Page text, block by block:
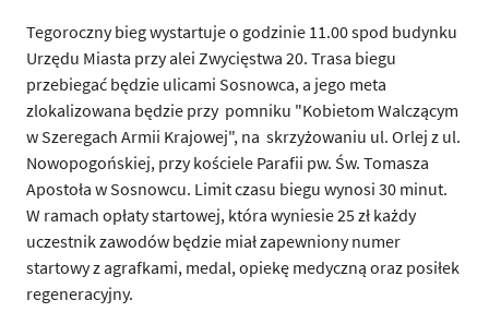
Tegoroczny bieg wystartuje o godzinie 11.00 spod budynku
Urzędu Miasta przy alei Zwycięstwa 20. Trasa biegu
przebiegać będzie ulicami Sosnowca, a jego meta
zlokalizowana będzie przy pomniku "Kobietom Walczącym
w Szeregach Armii Krajowej", na skrzyżowaniu ul. Orlej z ul.
Nowopogońskiej, przy kościele Parafii pw. Św. Tomasza
Apostoła w Sosnowcu. Limit czasu biegu wynosi 30 minut.
W ramach opłaty startowej, która wyniesie 25 zł każdy
uczestnik zawodów będzie miał zapewniony numer
startowy z agrafkami, medal, opiekę medyczną oraz posiłek
regeneracyjny.